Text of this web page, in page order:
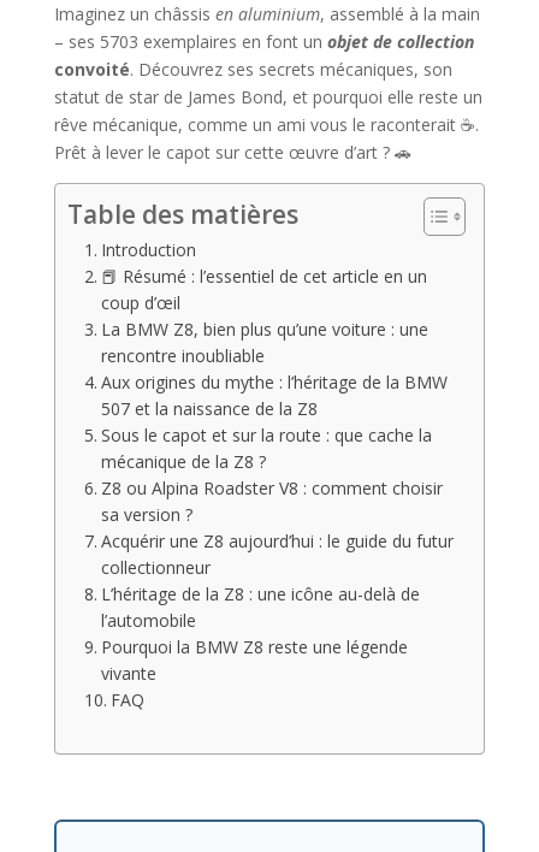
Imaginez un châssis en aluminium, assemblé à la main
– ses 5703 exemplaires en font un objet de collection
convoité. Découvrez ses secrets mécaniques, son
statut de star de James Bond, et pourquoi elle reste un
rêve mécanique, comme un ami vous le raconterait ☕️.
Prêt à lever le capot sur cette œuvre d’art ? 🚗
Table des matières
Introduction
📕 Résumé : l’essentiel de cet article en un
coup d’œil
La BMW Z8, bien plus qu’une voiture : une
rencontre inoubliable
Aux origines du mythe : l’héritage de la BMW
507 et la naissance de la Z8
Sous le capot et sur la route : que cache la
mécanique de la Z8 ?
Z8 ou Alpina Roadster V8 : comment choisir
sa version ?
Acquérir une Z8 aujourd’hui : le guide du futur
collectionneur
L’héritage de la Z8 : une icône au-delà de
l’automobile
Pourquoi la BMW Z8 reste une légende
vivante
FAQ